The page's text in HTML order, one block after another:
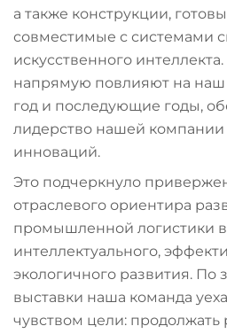
а также конструкции,
совместимые с системами
искусственного
напрямую повлияют на
год и последующие годы,
лидерство нашей компании
инноваций.
Это подчеркнуло
отраслевого ориентира
промышленной логистики
интеллектуального,
экологичного развития. По
выставки наша команда
чувством цели: